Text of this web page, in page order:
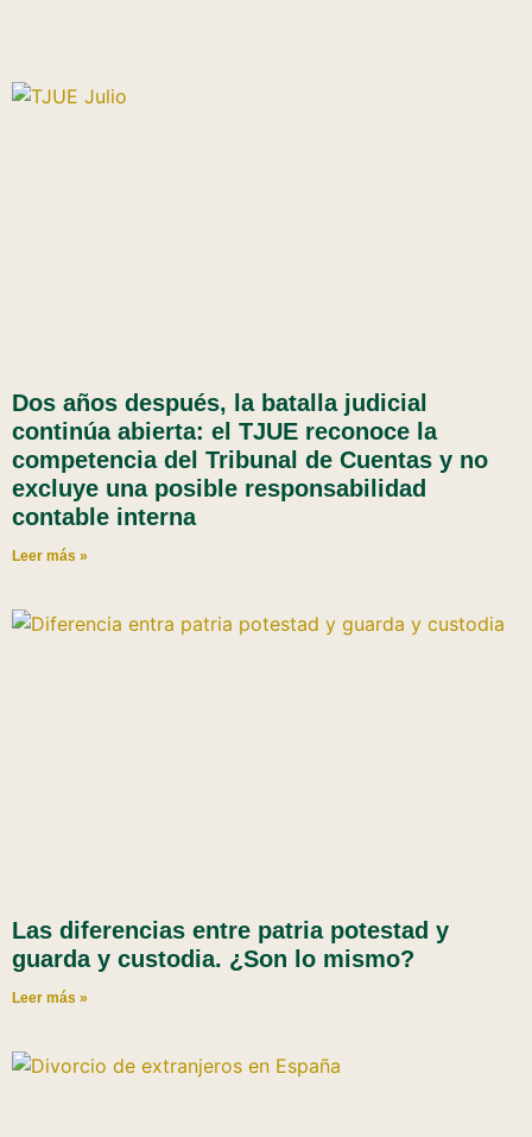
Dos años después, la batalla judicial
continúa abierta: el TJUE reconoce la
competencia del Tribunal de Cuentas y no
excluye una posible responsabilidad
contable interna
Leer más »
Las diferencias entre patria potestad y
guarda y custodia. ¿Son lo mismo?
Leer más »